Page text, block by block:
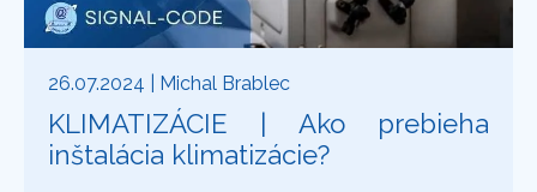
26.07.2024 | Michal Brablec
KLIMATIZÁCIE | Ako prebieha
inštalácia klimatizácie?